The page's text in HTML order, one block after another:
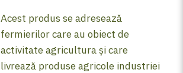
Acest produs se adresează
fermierilor care au obiect de
activitate agricultura și care
livrează produse agricole industriei